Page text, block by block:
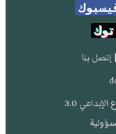
| إتصل بنا
3.0